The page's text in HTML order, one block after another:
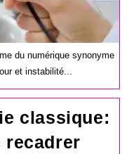
du numérique synonyme
et instabilité...
classique:
recadrer